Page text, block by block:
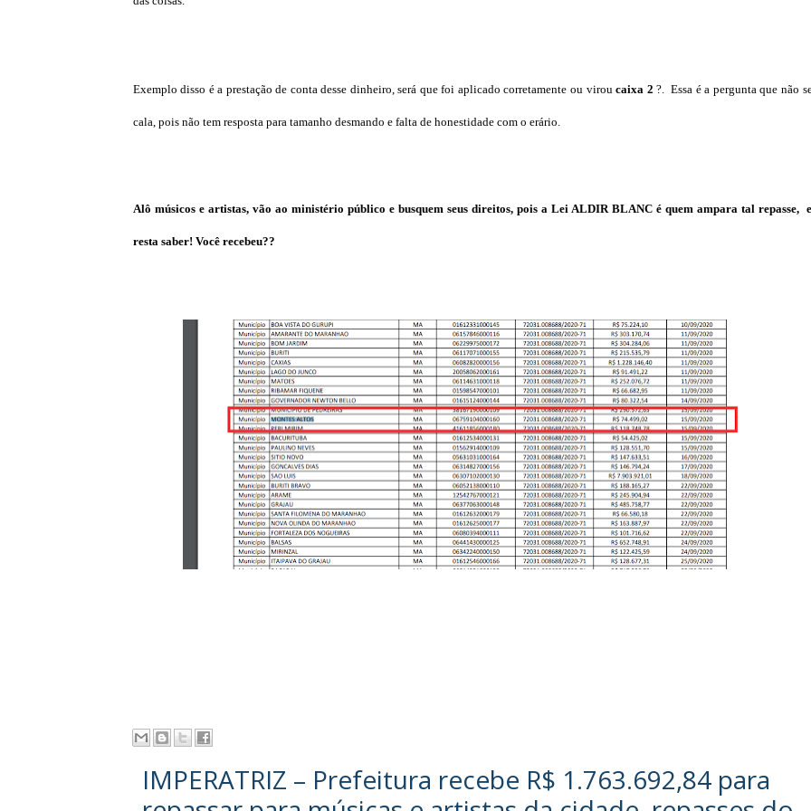
Exemplo disso é a prestação de conta desse dinheiro, será que foi aplicado corretamente ou viroucaixa 2 ?. Essa é a pergunta que não
cala, pois não tem resposta para tamanho desmando e falta de honestidade com o erário.
Alô músicos e artistas, vão ao ministério público e busquem seus direitos, pois a Lei ALDIR BLANC é quem ampara tal repasse,
resta saber! Você recebeu??
IMPERATRIZ – Prefeitura recebe R$ 1.763.692,84 para